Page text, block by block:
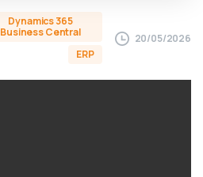
Dynamics 365
Business Central
ERP
20/05/2026